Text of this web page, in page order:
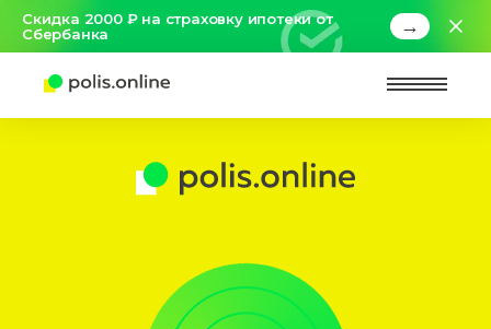
Скидка 2000 ₽ на страховку ипотеки от
Сбербанка
→